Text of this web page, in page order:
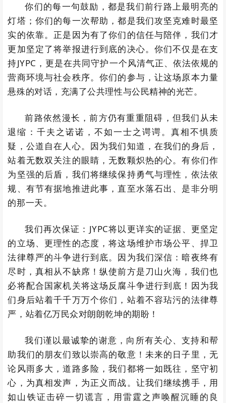
你们的每一句鼓励，都是我们前行路上最明亮的
灯塔；你们的每一次帮助，都是我们攻坚克难时最坚
实的依靠。正是因为有了你们的信任与陪伴，我们才
更加坚定了将举报进行到底的决心。你们不仅是在支
持JYPC，更是在共同守护一个风清气正、依法依规的
营商环境与社会秩序。你们的参与，让这场原本力量
悬殊的对话，充满了公共理性与公民精神的光芒。
前路依然漫长，前方仍有重重阻碍，但我们从未
退缩：千夫之诺诺，不如一士之谔谔。真相不惧质
疑，公道自在人心。因为我们知道，在我们的身后，
站着无数双关注的眼睛，无数颗炽热的心。有你们作
为坚强的后盾，我们将继续保持勇气与理性，依法依
规、有节有据地推进此事，直至水落石出、是非分明
的那一天。
我们再次保证：JYPC将以更详实的证据、更坚定
的立场、更理性的态度，将这场维护市场公平、捍卫
法律尊严的斗争进行到底。因为我们深信：暗夜终有
尽时，真相从不缺席！纵使前方是刀山火海，我们也
必将配合国家机关将这场反腐斗争进行到底！因为我
们身后站着千千万万个你们，站着不容玷污的法律尊
严，站着亿万民众对朗朗乾坤的期盼！
我们谨以最诚挚的谢意，向所有关心、支持和帮
助我们的朋友们致以崇高的敬意！未来的日子里，无
论风雨多大，道路多险，我们都将一如既往，坚守初
心，为真相发声，为正义而战。让我们继续携手，用
如山铁证击碎一切谎言，用雷霆之声唤醒沉睡的良